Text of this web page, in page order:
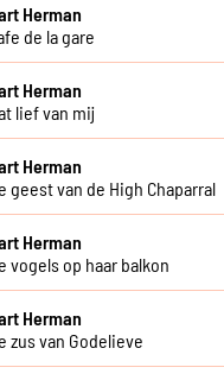
Herman
de la gare
Herman
lief van mij
Herman
geest van de High Chaparral
Herman
vogels op haar balkon
Herman
zus van Godelieve